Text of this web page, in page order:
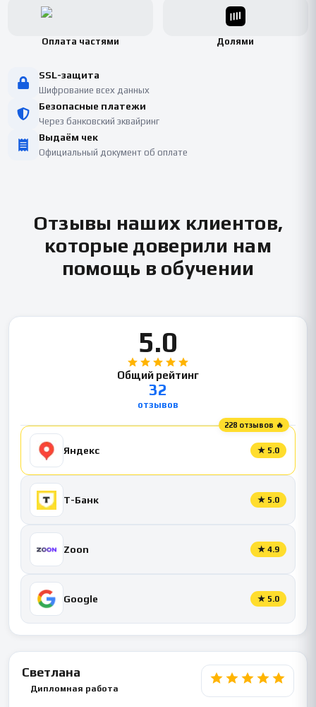
Оплата частями Долями
SSL-защита
Шифрование всех данных
Безопасные платежи
Через банковский эквайринг
Выдаём чек
Официальный документ об оплате
Отзывы наших клиентов,
которые доверили нам
помощь в обучении
5.0
Общий рейтинг
32
отзывов
228 отзывов 🔥
Яндекс ★ 5.0
Т-Банк ★ 5.0
Zoon ★ 4.9
Google ★ 5.0
Светлана
Дипломная работа